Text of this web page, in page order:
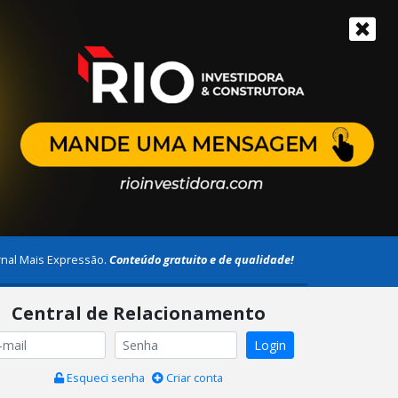
Mais Expressão. Conteúdo gratuito e de qualidade!
Central de Relacionamento
Login
Esqueci senha Criar conta